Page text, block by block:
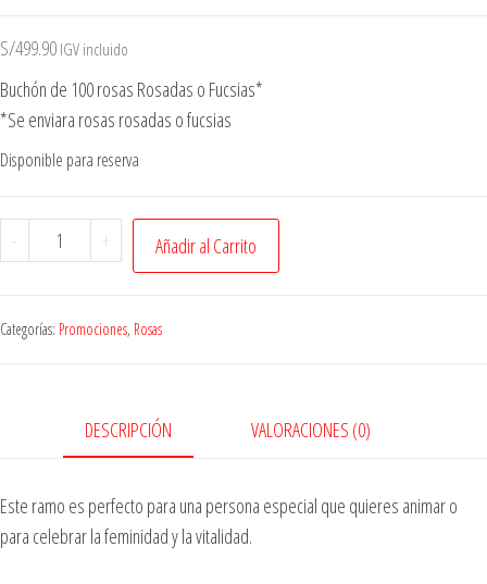
S/499.90 IGV incluido
Buchón de 100 rosas Rosadas o Fucsias*
*Se enviara rosas rosadas o fucsias
Disponible para reserva
- + Añadir al Carrito
Categorías: Promociones, Rosas
DESCRIPCIÓN VALORACIONES (0)
Este ramo es perfecto para una persona especial que quieres animar o
para celebrar la feminidad y la vitalidad.